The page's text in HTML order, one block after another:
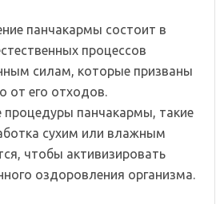
панчакармы состоит в
процессов
силам, которые призваны
от его отходов.
процедуры панчакармы, такие
сухим или влажным
чтобы активизировать
оздоровления организма.